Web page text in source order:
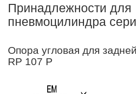
Принадлежности для
пневмоцилиндра
Опора угловая для
RP 107 P